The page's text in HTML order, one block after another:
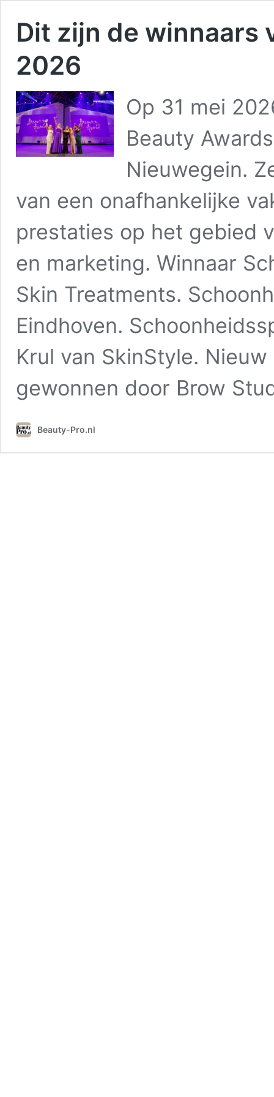
Dit zijn de winnaars
2026
Op 31 mei
Beauty
Nieuwegein.
van een onafhankelijke
prestaties op het gebied
en marketing. Winnaar
Skin Treatments.
Eindhoven.
Krul van SkinStyle.
gewonnen door Brow
Beauty-Pro.nl